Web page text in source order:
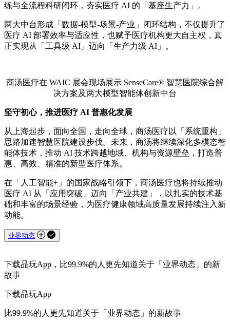
练与全流程科研闭环，夯实医疗 AI 的「基座生产力」。
两大中台形成「数据-模型-场景-产业」闭环结构，不仅提升了
医疗 AI 部署效率与适应性，也赋予医疗机构更大自主权，真
正实现从「工具级 AI」迈向「生产力级 AI」。
商汤医疗在 WAIC 展会现场展示 SenseCare® 智慧医院综合解
决方案及两大模型智能体创新中台
坚守初心，推进医疗 AI 普惠化发展
从上海起步，面向全国，走向全球，商汤医疗以「系统重构」
思路加速智慧医院建设步伐。未来，商汤将继续深化多模态智
能体技术，推动 AI 技术跨越地域、机构与资源壁垒，打造普
惠、高效、精准的新型医疗体系。
在「人工智能+」的国家战略引领下，商汤医疗也将持续推动
医疗 AI 从「应用突破」迈向「产业共建」，以扎实的技术基
础和丰富的场景经验，为医疗健康领域高质量发展持续注入新
动能。
业界动态
下载品玩App，比99.9%的人更先知道关于「业界动态」的新
故事
下载品玩App
比99.9%的人更先知道关于「业界动态」的新故事